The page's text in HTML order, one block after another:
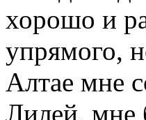
хорошо и
упрямого,
Алтае мне
Лилей, мне